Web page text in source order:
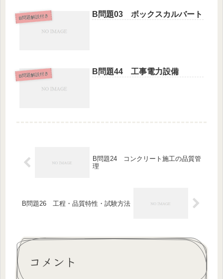
B問題解説付き B問題03 ボックスカルバート
B問題解説付き B問題44 工事電力設備
B問題24 コンクリート施工の品質管
理
B問題26 工程・品質特性・試験方法
コメント